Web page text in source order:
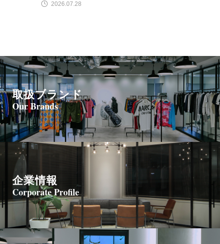
2026.07.28
取扱ブランド
Our Brands
企業情報
Corporate Profile